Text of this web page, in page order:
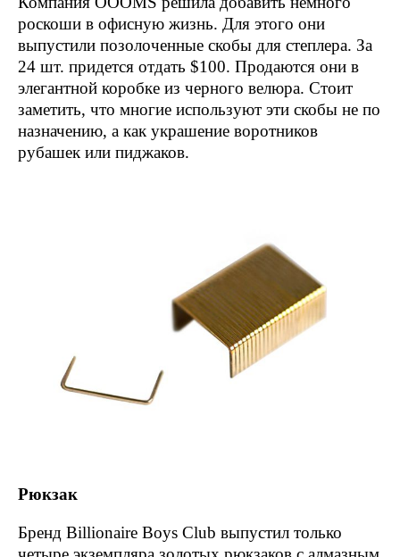
роскоши в офисную жизнь. Для этого они
выпустили позолоченные скобы для степлера. За
24 шт. придется отдать $100. Продаются они в
элегантной коробке из черного велюра. Стоит
заметить, что многие используют эти скобы не по
назначению, а как украшение воротников
рубашек или пиджаков.
Рюкзак
Бренд Billionaire Boys Club выпустил только